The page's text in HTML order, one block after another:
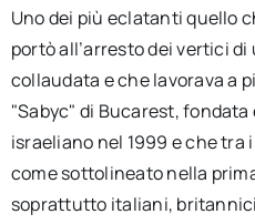
Uno dei più eclatanti quello
portò all’arresto dei vertici di
collaudata e che lavorava a
"Sabyc" di Bucarest,
israeliano nel 1999 e che tra
come sottolineato nella
soprattutto italiani,